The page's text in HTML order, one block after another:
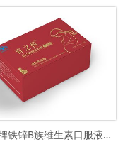
育之初牌铁锌B族维生素口服液（孕…